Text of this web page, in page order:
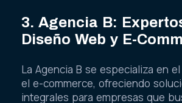
3. Agencia B:
Diseño Web y E-
La Agencia B se especializa en
el e-commerce, ofreciendo
integrales para empresas que